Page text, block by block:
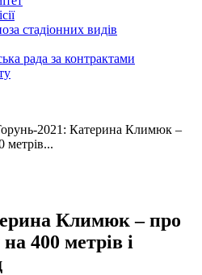
стадіонних видів
рада за контрактами
2021: Катерина Климюк –
метрів...
Климюк – про
400 метрів і